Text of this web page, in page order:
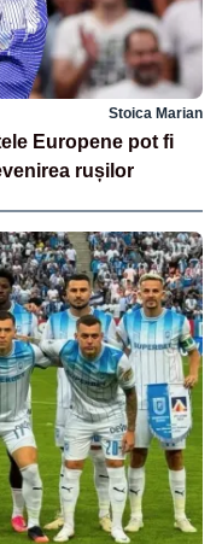
Stoica Marian
Europene pot fi
rușilor